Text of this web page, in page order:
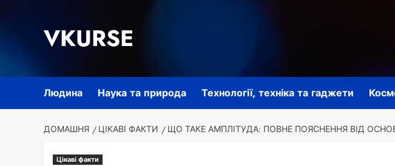
VKURSE
Людина Наука та природа Технології, техніка та гаджети
ДОМАШНЯ ЦІКАВІ ФАКТИ ЩО ТАКЕ АМПЛІТУДА: ПОВНЕ ПОЯСНЕННЯ ВІД
Цікаві факти